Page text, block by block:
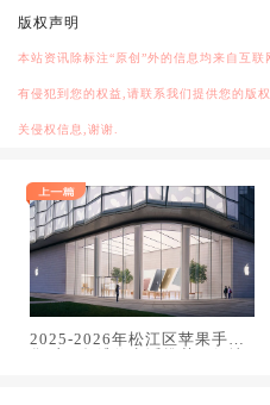
版权声明
本站资讯除标注“原创”外的信息均来自互
有侵犯到您的权益,请联系我们提供您的版
关侵权信息,谢谢.
2025-2026年松江区苹果手机